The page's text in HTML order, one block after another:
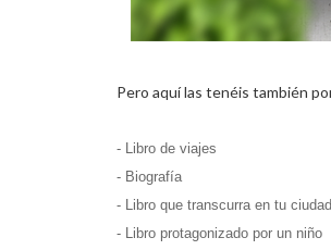
Pero aquí las tenéis también
- Libro de viajes
- Biografía
- Libro que transcurra en tu ciudad
- Libro protagonizado por un niño